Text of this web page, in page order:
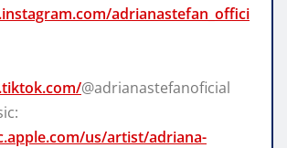
adrianastefan_offici
@adrianastefanoficial
us/artist/adriana-